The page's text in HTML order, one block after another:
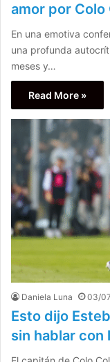
amor por Colo
En una emotiva
una profunda
meses y…
Read More »
Daniela Luna 03/
Esto dijo
sin hablar con